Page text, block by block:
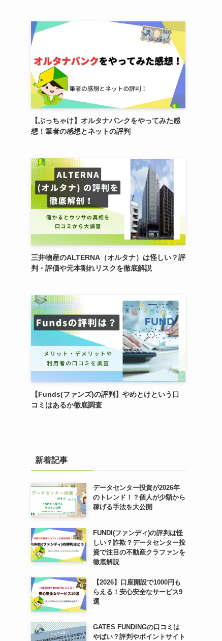
【ぶっちゃけ】オルタナバンクをやってみた感
想！筆者の感想とネットの評判
三井物産のALTERNA（オルタナ）は怪しい？評
判・評価や元本割れリスクを徹底解説
【Funds(ファンズ)の評判】やめとけという口
コミはあるか徹底調査
新着記事
データセンター投資が2026年
のトレンド！？個人が少額から
稼げる手法を大公開
FUNDI(ファンディ)の評判は怪
しい？詐欺？データセンター投
資で注目の不動産クラファンを
徹底解説
【2026】口座開設で1000円も
らえる！安心安全なサービス9
選
GATES FUNDINGの口コミは
やばい？評判やポイントサイト